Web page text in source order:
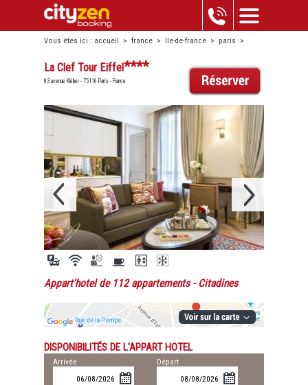
Vous êtes ici : accueil > france > île-de-france > paris >
trocadéro-passy >la clef tour eiffel
La Clef Tour Eiffel****
83 avenue Kléber - 75116 Paris - France
Appart'hotel de 112 appartements- Citadines
DISPONIBILITÉS DE L'APPART HOTEL
Arrivée Départ